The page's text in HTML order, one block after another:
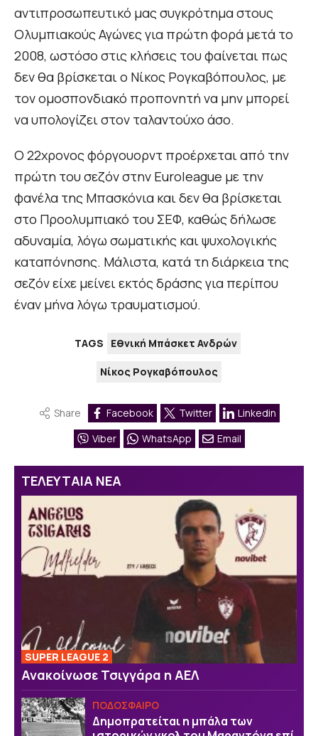
αντιπροσωπευτικό μας συγκρότημα στους
Ολυμπιακούς Αγώνες για πρώτη φορά μετά το
2008, ωστόσο στις κλήσεις του φαίνεται πως
δεν θα βρίσκεται ο Νίκος Ρογκαβόπουλος, με
τον ομοσπονδιακό προπονητή να μην μπορεί
να υπολογίζει στον ταλαντούχο άσο.
Ο 22χρονος φόργουορντ προέρχεται από την
πρώτη του σεζόν στην Euroleague με την
φανέλα της Μπασκόνια και δεν θα βρίσκεται
στο Προολυμπιακό του ΣΕΦ, καθώς δήλωσε
αδυναμία, λόγω σωματικής και ψυχολογικής
καταπόνησης. Μάλιστα, κατά τη διάρκεια της
σεζόν είχε μείνει εκτός δράσης για περίπου
έναν μήνα λόγω τραυματισμού.
TAGS Εθνική Μπάσκετ Ανδρών
Νίκος Ρογκαβόπουλος
Share Facebook Twitter
Linkedin
Viber
WhatsApp Email
ΤΕΛΕΥΤΑΙΑ ΝΕΑ
SUPER LEAGUE 2
Ανακοίνωσε Τσιγγάρα η ΑΕΛ
ΠΟΔΟΣΦΑΙΡΟ
Δημοπρατείται η μπάλα των